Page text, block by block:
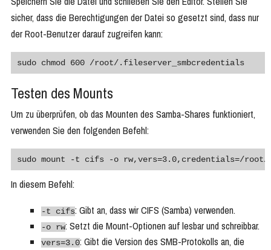
sicher, dass die Berechtigungen der Datei so gesetzt sind, dass nur
der Root-Benutzer darauf zugreifen kann:
sudo chmod 600 /root/.fileserver_smbcredentials
Testen des Mounts
Um zu überprüfen, ob das Mounten des Samba-Shares funktioniert,
verwenden Sie den folgenden Befehl:
sudo mount -t cifs -o rw,vers=3.0,credentials=/root/
In diesem Befehl:
-t cifs: Gibt an, dass wir CIFS (Samba) verwenden.
-o rw: Setzt die Mount-Optionen auf lesbar und schreibbar.
vers=3.0: Gibt die Version des SMB-Protokolls an, die